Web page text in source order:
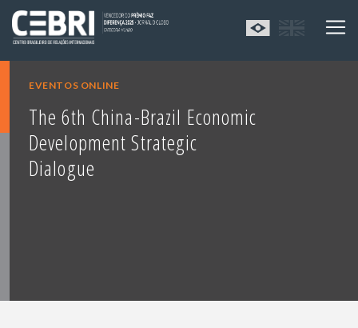
EVENTOS ONLINE
The 6th China-Brazil Economic
Development Strategic
Dialogue